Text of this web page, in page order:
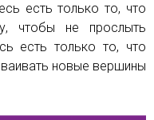
есть только то, что
чтобы не прослыть
есть только то, что
новые вершины